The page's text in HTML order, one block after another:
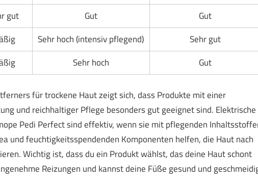
gut Gut
Gut
Sehr hoch (intensiv pflegend)
Sehr gut
Sehr hoch Gut
für trockene Haut zeigt sich, dass Produkte mit einer
und reichhaltiger Pflege besonders gut geeignet sind. Elektrische
Pedi Perfect sind effektiv, wenn sie mit pflegenden
und feuchtigkeitsspendenden Komponenten helfen, die Haut nach
Wichtig ist, dass du ein Produkt wählst, das deine Haut schont
Reizungen und kannst deine Füße gesund und